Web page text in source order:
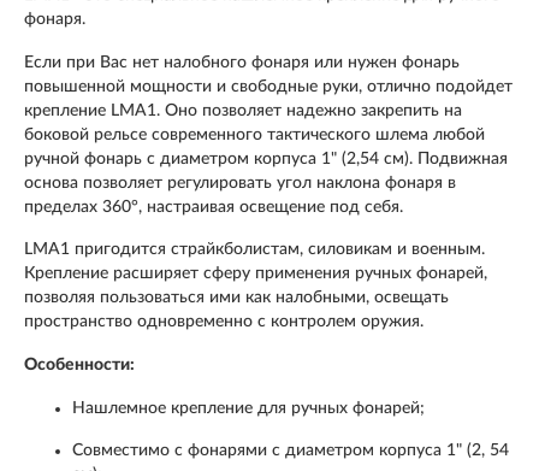
фонаря.
Если при Вас нет налобного фонаря или нужен фонарь
повышенной мощности и свободные руки, отлично подойдет
крепление LMA1. Оно позволяет надежно закрепить на
боковой рельсе современного тактического шлема любой
ручной фонарь с диаметром корпуса 1" (2,54 см). Подвижная
основа позволяет регулировать угол наклона фонаря в
пределах 360°, настраивая освещение под себя.
LMA1 пригодится страйкболистам, силовикам и военным.
Крепление расширяет сферу применения ручных фонарей,
позволяя пользоваться ими как налобными, освещать
пространство одновременно с контролем оружия.
Особенности:
Нашлемное крепление для ручных фонарей;
Совместимо с фонарями с диаметром корпуса 1" (2, 54